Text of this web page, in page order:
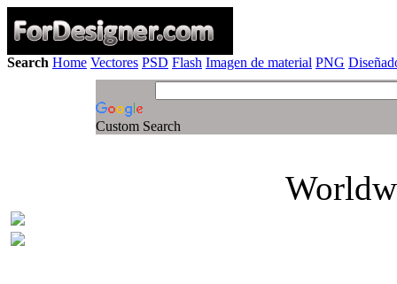
Search Home Vectores PSD Flash Imagen de material PNG
Custom Search